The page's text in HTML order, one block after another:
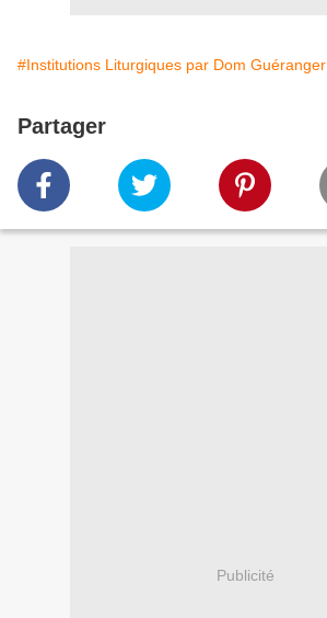
#Institutions Liturgiques par Dom Guéranger
Partager
Publicité